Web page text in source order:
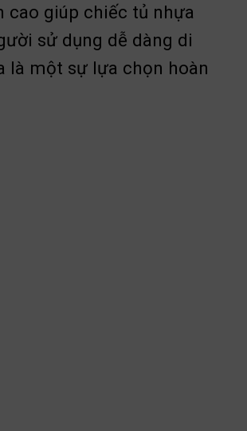
cao giúp chiếc tủ nhựa
sử dụng dễ dàng di
là một sự lựa chọn hoàn